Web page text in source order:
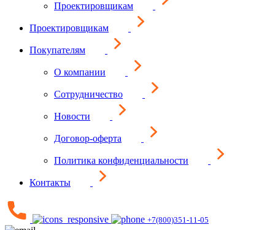
Проектировщикам
Проектировщикам
Покупателям
О компании
Сотрудничество
Новости
Договор-оферта
Политика конфиденциальности
Контакты
+7(800)351-11-05